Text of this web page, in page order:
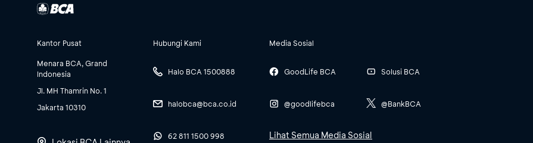
Kantor Pusat
Menara BCA, Grand
Indonesia
Jl. MH Thamrin No. 1
Jakarta 10310
Hubungi Kami
Halo BCA 1500888
halobca@bca.co.id
62 811 1500 998
Media Sosial
GoodLife BCA
@goodlifebca
Solusi BCA
@BankBCA
Lihat Semua Media Sosial